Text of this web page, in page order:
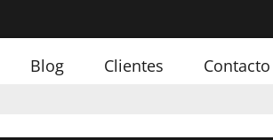
Blog Clientes Contacto